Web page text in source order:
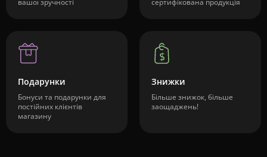
вашої зручності
сертифікована продукція
Подарунки
Бонуси та подарунки для
постійних клієнтів
магазину
Знижки
Більше знижок, більше
заощаджень!